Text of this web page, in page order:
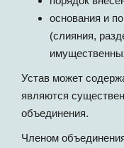
основания и
(слияния,
Устав может
являются
объединения.
Членом